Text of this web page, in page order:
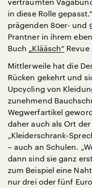
in diese Rolle
prägenden 80er- und
Prantner in ihrem
Buch „Klääsch“ Revue
Mittlerweile hat die
Rücken gekehrt und
Upcycling von
zunehmend
Wegwerfartikel
daher auch als Ort
„Kleiderschrank-
– auch an Schulen.
dann sind sie ganz
zum Beispiel eine
nur drei oder fünf